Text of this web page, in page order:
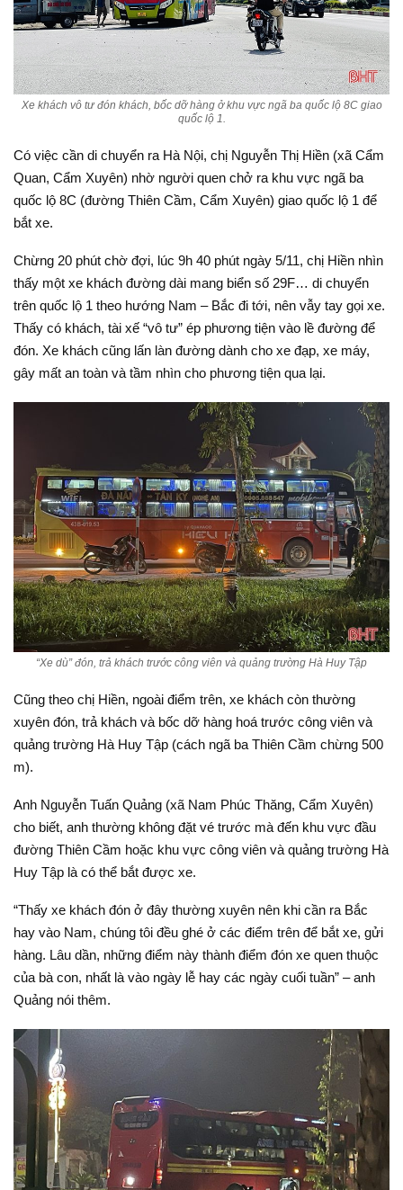
Xe khách vô tư đón khách, bốc dỡ hàng ở khu vực ngã ba quốc lộ 8C giao
quốc lộ 1.
Có việc cần di chuyển ra Hà Nội, chị Nguyễn Thị Hiền (xã Cẩm
Quan, Cẩm Xuyên) nhờ người quen chở ra khu vực ngã ba
quốc lộ 8C (đường Thiên Cầm, Cẩm Xuyên) giao quốc lộ 1 để
bắt xe.
Chừng 20 phút chờ đợi, lúc 9h 40 phút ngày 5/11, chị Hiền nhìn
thấy một xe khách đường dài mang biển số 29F… di chuyển
trên quốc lộ 1 theo hướng Nam – Bắc đi tới, nên vẫy tay gọi xe.
Thấy có khách, tài xế “vô tư” ép phương tiện vào lề đường để
đón. Xe khách cũng lấn làn đường dành cho xe đạp, xe máy,
gây mất an toàn và tầm nhìn cho phương tiện qua lại.
“Xe dù” đón, trả khách trước công viên và quảng trường Hà Huy Tập
Cũng theo chị Hiền, ngoài điểm trên, xe khách còn thường
xuyên đón, trả khách và bốc dỡ hàng hoá trước công viên và
quảng trường Hà Huy Tập (cách ngã ba Thiên Cầm chừng 500
m).
Anh Nguyễn Tuấn Quảng (xã Nam Phúc Thăng, Cẩm Xuyên)
cho biết, anh thường không đặt vé trước mà đến khu vực đầu
đường Thiên Cầm hoặc khu vực công viên và quảng trường Hà
Huy Tập là có thể bắt được xe.
“Thấy xe khách đón ở đây thường xuyên nên khi cần ra Bắc
hay vào Nam, chúng tôi đều ghé ở các điểm trên để bắt xe, gửi
hàng. Lâu dần, những điểm này thành điểm đón xe quen thuộc
của bà con, nhất là vào ngày lễ hay các ngày cuối tuần” – anh
Quảng nói thêm.